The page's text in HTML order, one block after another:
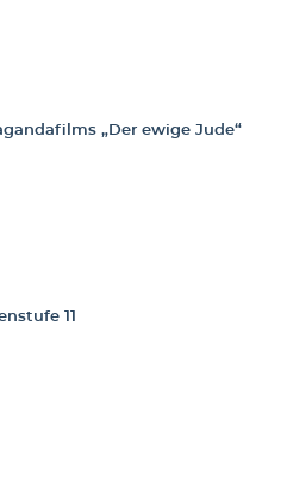
„Der ewige Jude“
11